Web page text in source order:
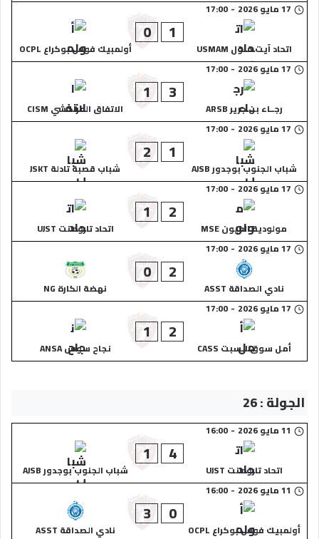
17 مايو 2026 -
17:00
اتحاد آيت ملول USMAM
1
0
أولمبيك فوس بوكراع OCPL
17 مايو 2026
-
17:00
رجــاء بن جرير ARSB
3
1
الاتفاق المراكشي CISM
17 مايو 2026
-
17:00
شباب الجنوب بوجدور AJSB
1
2
شباب قصبة تادلة JSKT
17 مايو 2026
-
17:00
مولودية العيون MSE
2
1
اتحاد تارودانت UJST
17 مايو 2026
-
17:00
نادي الصداقة ASST
2
0
نهضة الكارة NG
17 مايو 2026
-
17:00
أمل سوق السبت CASS
2
1
نجاح سوس ANSA
الجولة : 26
11 مايو 2026 -
16:00
اتحاد تارودانت UJST
4
1
شباب الجنوب بوجدور AJSB
11 مايو 2026
-
16:00
أولمبيك فوس بوكراع OCPL
0
3
نادي الصداقة ASST